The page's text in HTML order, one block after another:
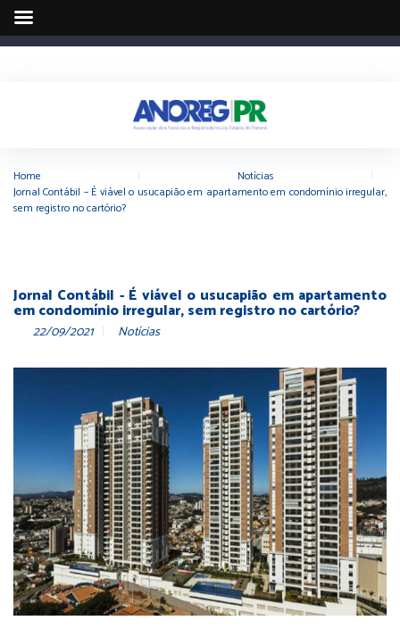
Home Notícias
Jornal Contábil – É viável o usucapião em apartamento em condomínio irregular,
sem registro no cartório?
Jornal Contábil - É viável o usucapião em apartamento
em condomínio irregular, sem registro no cartório?
22/09/2021 Notícias